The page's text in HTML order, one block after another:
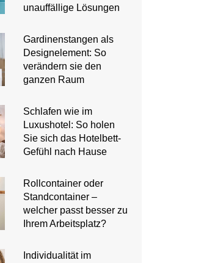
unauffällige Lösungen
Gardinenstangen als
Designelement: So
verändern sie den
ganzen Raum
Schlafen wie im
Luxushotel: So holen
Sie sich das Hotelbett-
Gefühl nach Hause
Rollcontainer oder
Standcontainer –
welcher passt besser zu
Ihrem Arbeitsplatz?
Individualität im